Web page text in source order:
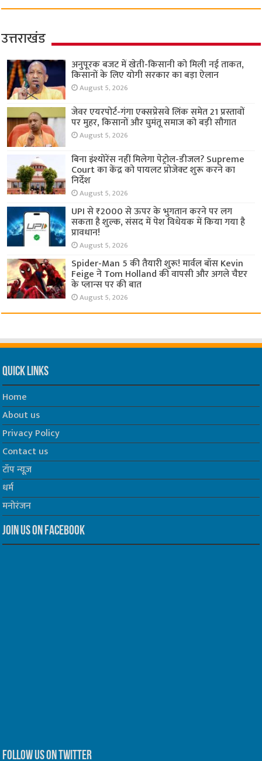
उत्तराखंड
अनुपूरक बजट में खेती-किसानी को मिली नई ताकत,
किसानों के लिए योगी सरकार का बड़ा ऐलान
August 5, 2026
जेवर एयरपोर्ट-गंगा एक्सप्रेसवे लिंक समेत 21 प्रस्तावों
पर मुहर, किसानों और घुमंतू समाज को बड़ी सौगात
August 5, 2026
बिना इंश्योरेंस नहीं मिलेगा पेट्रोल-डीजल? Supreme
Court का केंद्र को पायलट प्रोजेक्ट शुरू करने का
निर्देश
August 5, 2026
UPI से ₹2000 से ऊपर के भुगतान करने पर लग
सकता है शुल्क, संसद में पेश विधेयक में किया गया है
प्रावधान!
August 5, 2026
Spider-Man 5 की तैयारी शुरू! मार्वल बॉस Kevin
Feige ने Tom Holland की वापसी और अगले चैप्टर
के प्लान्स पर की बात
August 5, 2026
Quick Links
Home
About us
Privacy Policy
Contact us
टॉप न्यूज़
धर्म
मनोरंजन
Join us on Facebook
Follow us on Twitter